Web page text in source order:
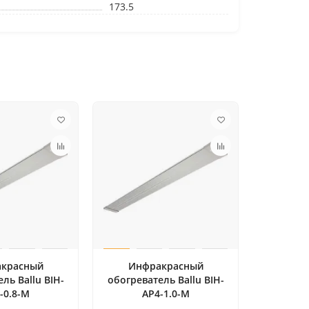
173.5
Ballu BIH-
0.8-M
Инфракрасный
обогреватель Ballu BIH-
AP4-1.0-M